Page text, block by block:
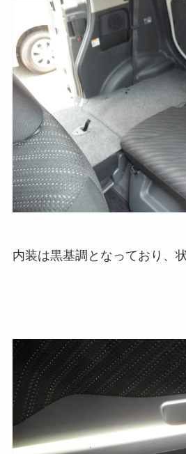
内装は黒基調となっており、